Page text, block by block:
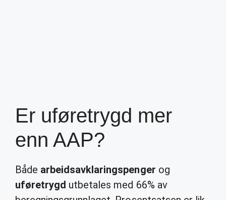
Er uføretrygd mer
enn AAP?
Både arbeidsavklaringspenger og
uføretrygd utbetales med 66% av